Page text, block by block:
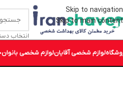
Skip to navigation
Skip to main content
انتخاب
لوازم شخصی آقایانلوازم شخصی بانوان